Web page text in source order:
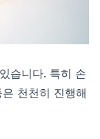
습니다. 특히 손
천천히 진행해